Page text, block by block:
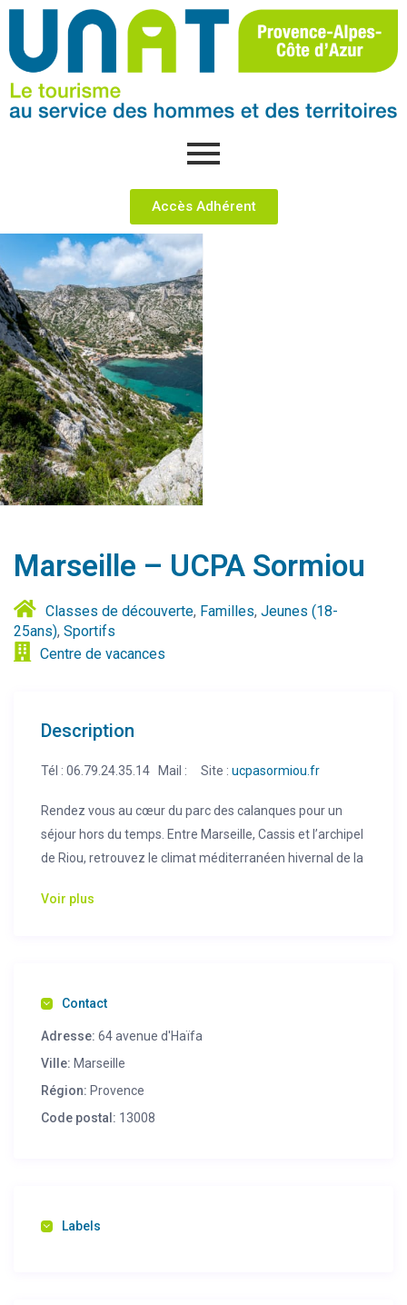
Accès Adhérent
Marseille – UCPA Sormiou
Classes de découverte, Familles, Jeunes (18-
25ans), Sportifs
Centre de vacances
Description
Tél : 06.79.24.35.14 Mail : Site : ucpasormiou.fr
Rendez vous au cœur du parc des calanques pour un
séjour hors du temps. Entre Marseille, Cassis et l’archipel
de Riou, retrouvez le climat méditerranéen hivernal de la
le souffle et des jolies couleurs de la mer. Site
Voir plus
Contact
Adresse: 64 avenue d'Haïfa
Ville: Marseille
Région: Provence
Code postal: 13008
Labels